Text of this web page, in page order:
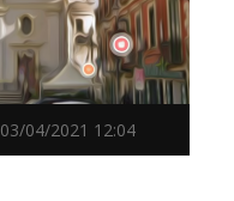
03/04/2021 12:04